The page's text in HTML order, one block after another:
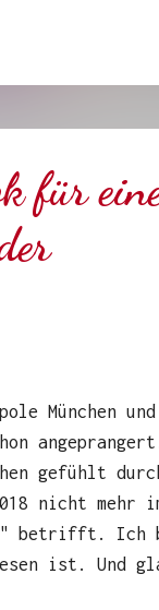
für
München und
gefühlt
nicht mehr im
betrifft. Ich
ist. Und